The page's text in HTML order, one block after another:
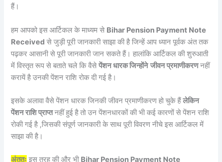
हैं।
हम आपको इस आर्टिकल के माध्यम से Bihar Pension Payment Note
Received से जुड़ी पूरी जानकारी साझा की है जिन्हें आप ध्यान पूर्वक अंत तक
पढ़कर आसानी से पूरी जानकारी जान सकते हैं। हालांकि आर्टिकल की शुरुआती
में विस्तृत रूप से बताते चले कि वैसेपेंशन धारक जिन्होंने जीवन प्रमाणीकरणनहीं
करायें है उनकी पेंशन राशि रोक दी गई है।
इसके अलावा वैसे पेंशन धारक जिनकी जीवन प्रमाणीकरण हो चुके हैंलेकिन
पेंशन राशि प्राप्तनहीं हुई है तो उन पेंशनधारकों की भी कई कारणों से पेंशन राशि
रोकी गई है ,जिसकी संपूर्ण जानकारी के साथ पूरी विवरण नीचे इस आर्टिकल में
साझा की है।
अंततः इस तरह की और भी Bihar Pension Payment Note